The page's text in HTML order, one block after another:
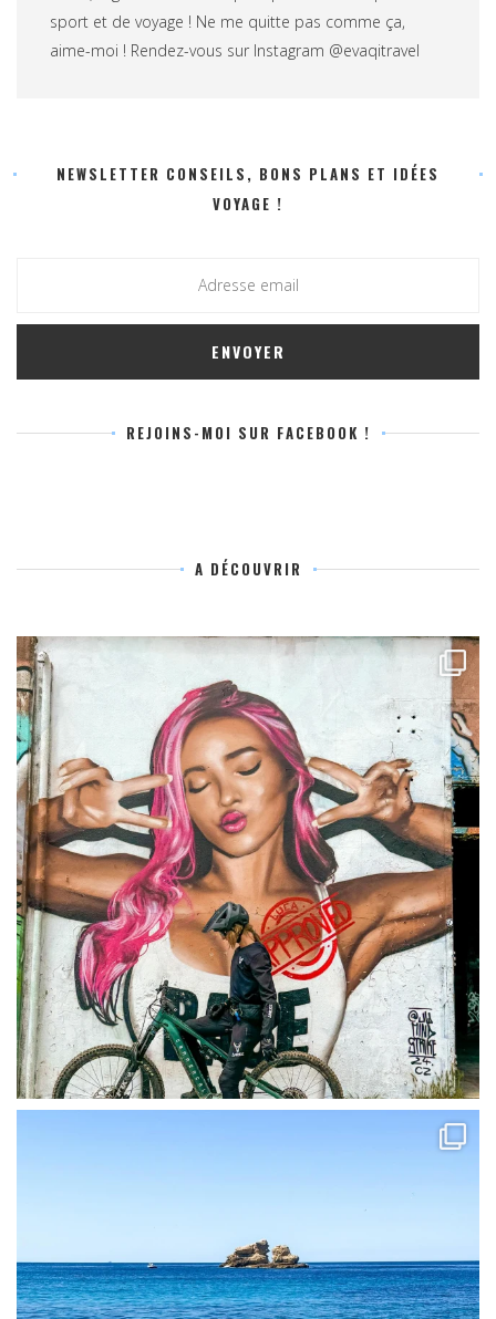
sport et de voyage ! Ne me quitte pas comme ça,
aime-moi ! Rendez-vous sur Instagram @evaqitravel
NEWSLETTER CONSEILS, BONS PLANS ET IDÉES
VOYAGE !
REJOINS-MOI SUR FACEBOOK !
A DÉCOUVRIR